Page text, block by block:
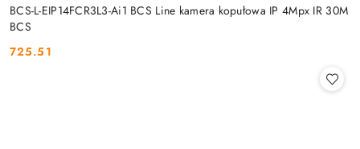
BCS-L-EIP14FCR3L3-Ai1 BCS Line kamera kopułowa IP 4Mpx IR 30M
BCS
Cena:
725.51